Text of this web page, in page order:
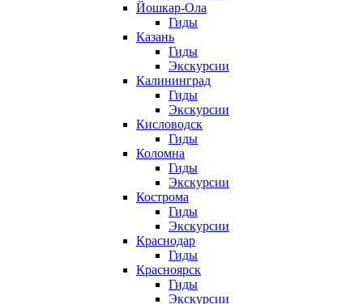
Йошкар-Ола
Гиды
Казань
Гиды
Экскурсии
Калининград
Гиды
Экскурсии
Кисловодск
Гиды
Коломна
Гиды
Экскурсии
Кострома
Гиды
Экскурсии
Краснодар
Гиды
Красноярск
Гиды
Экскурсии